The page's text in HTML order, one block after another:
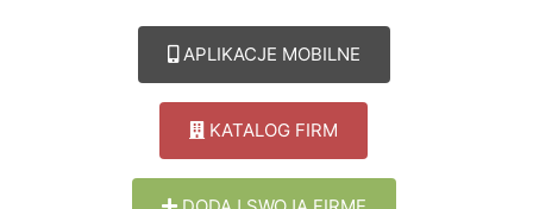
APLIKACJE MOBILNE
KATALOG FIRM